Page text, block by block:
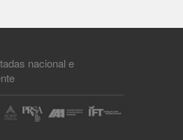
nacional e